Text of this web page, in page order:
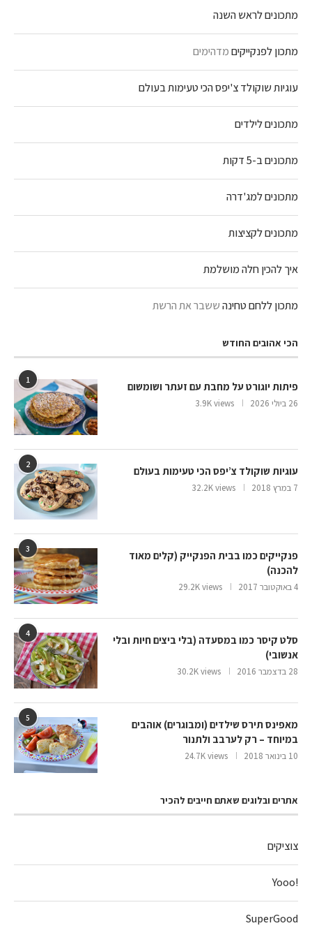
מתכונים לראש השנה
מתכון לפנקייקיםמדהימים
עוגיות שוקולד צ'יפס הכי טעימות בעולם
מתכונים לילדים
מתכונים ב-5 דקות
מתכונים למג'דרה
מתכונים לקציצות
איך להכין חלה מושלמת
מתכון ללחם טחינהששבר את הרשת
הכי אהובים החודש
1
פיתות יוגורט על מחבת עם זעתר ושומשום
26 ביולי 2026 3.9K views
2
עוגיות שוקולד צ’יפס הכי טעימות בעולם
7 במרץ 2018 32.2K views
3
פנקייקים כמו בבית הפנקייק (קלים מאוד
להכנה)
4 באוקטובר 2017 29.2K views
4
סלט קיסר כמו במסעדה (בלי ביצים חיות ובלי
אנשובי)
28 בדצמבר 2016 30.2K views
5
מאפינס תירס שילדים (ומבוגרים) אוהבים
במיוחד – רק לערבב ולתנור
10 בינואר 2018 24.7K views
אתרים ובלוגים שאתם חייבים להכיר
צוציקים
!Yooo
SuperGood